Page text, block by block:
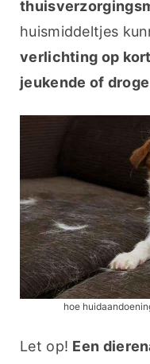
verlichting op
jeukende of
hoe
Let op! Een